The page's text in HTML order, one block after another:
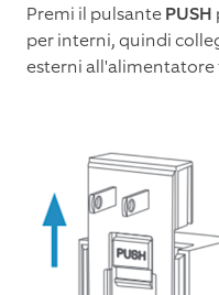
Premi il pulsantePUSH
per interni, quindi
esterni all'alimentatore